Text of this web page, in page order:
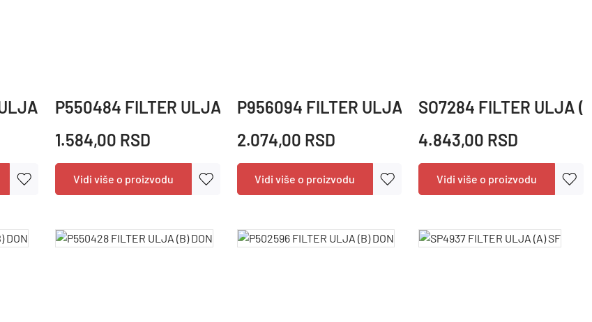
(A)(K) DON
P550484 FILTER ULJA (B) DON
1.584,00 RSD
Vidi više o proizvodu
P956094 FILTER ULJA (B) DON
2.074,00 RSD
Vidi više o proizvodu
SO7284 FILTER ULJA
4.843,00 RSD
Vidi više o proizvodu